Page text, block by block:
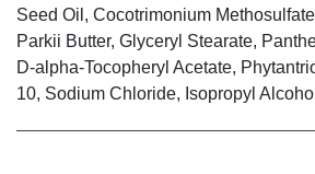
Seed Oil, Cocotrimonium
Parkii Butter, Glyceryl Stearate,
D-alpha-Tocopheryl Acetate,
10, Sodium Chloride, Isopropyl